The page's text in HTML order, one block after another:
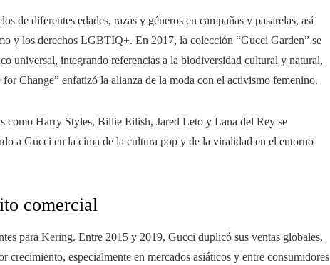
de diferentes edades, razas y géneros en campañas y pasarelas, así
y los derechos LGBTIQ+. En 2017, la colección “Gucci Garden” se
universal, integrando referencias a la biodiversidad cultural y natural,
Change” enfatizó la alianza de la moda con el activismo femenino.
como Harry Styles, Billie Eilish, Jared Leto y Lana del Rey se
a Gucci en la cima de la cultura pop y de la viralidad en el entorno
comercial
para Kering. Entre 2015 y 2019, Gucci duplicó sus ventas globales,
crecimiento, especialmente en mercados asiáticos y entre consumidores